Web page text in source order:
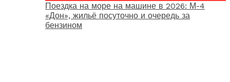
Поездка на море на машине в 2026: М-4
«Дон», жильё посуточно и очередь за
бензином